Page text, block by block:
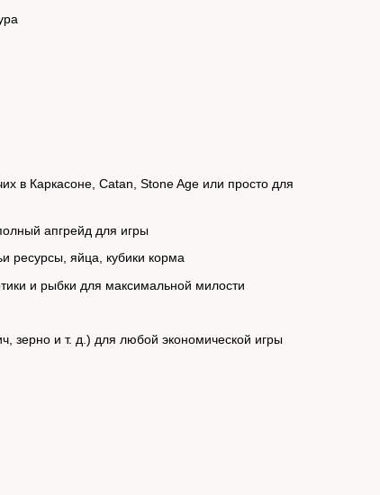
в Каркасоне, Catan, Stone Age или просто для
апгрейд для игры
ресурсы, яйца, кубики корма
и рыбки для максимальной милости
зерно и т. д.) для любой экономической игры